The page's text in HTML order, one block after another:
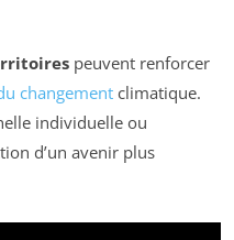
peuvent renforcer
changementclimatique.
individuelle ou
d’un avenir plus